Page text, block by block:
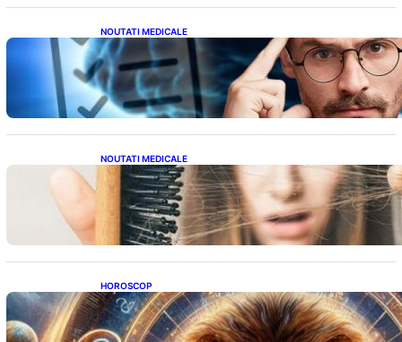
NOUTATI MEDICALE
Inteligența dincolo de note: Semnele unui IQ
ridicat care nu țin de școală
NOUTATI MEDICALE
Semnele unei deficiențe de proteine:
Impactul asupra sănătății tale
HOROSCOP
Portalul Leului 8/8: Oportunități de
Abundență pentru Cinci Zodii în 2026